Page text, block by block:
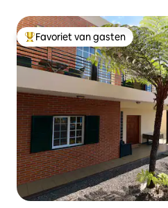
Topfavoriet van gasten
Favoriet van gasten